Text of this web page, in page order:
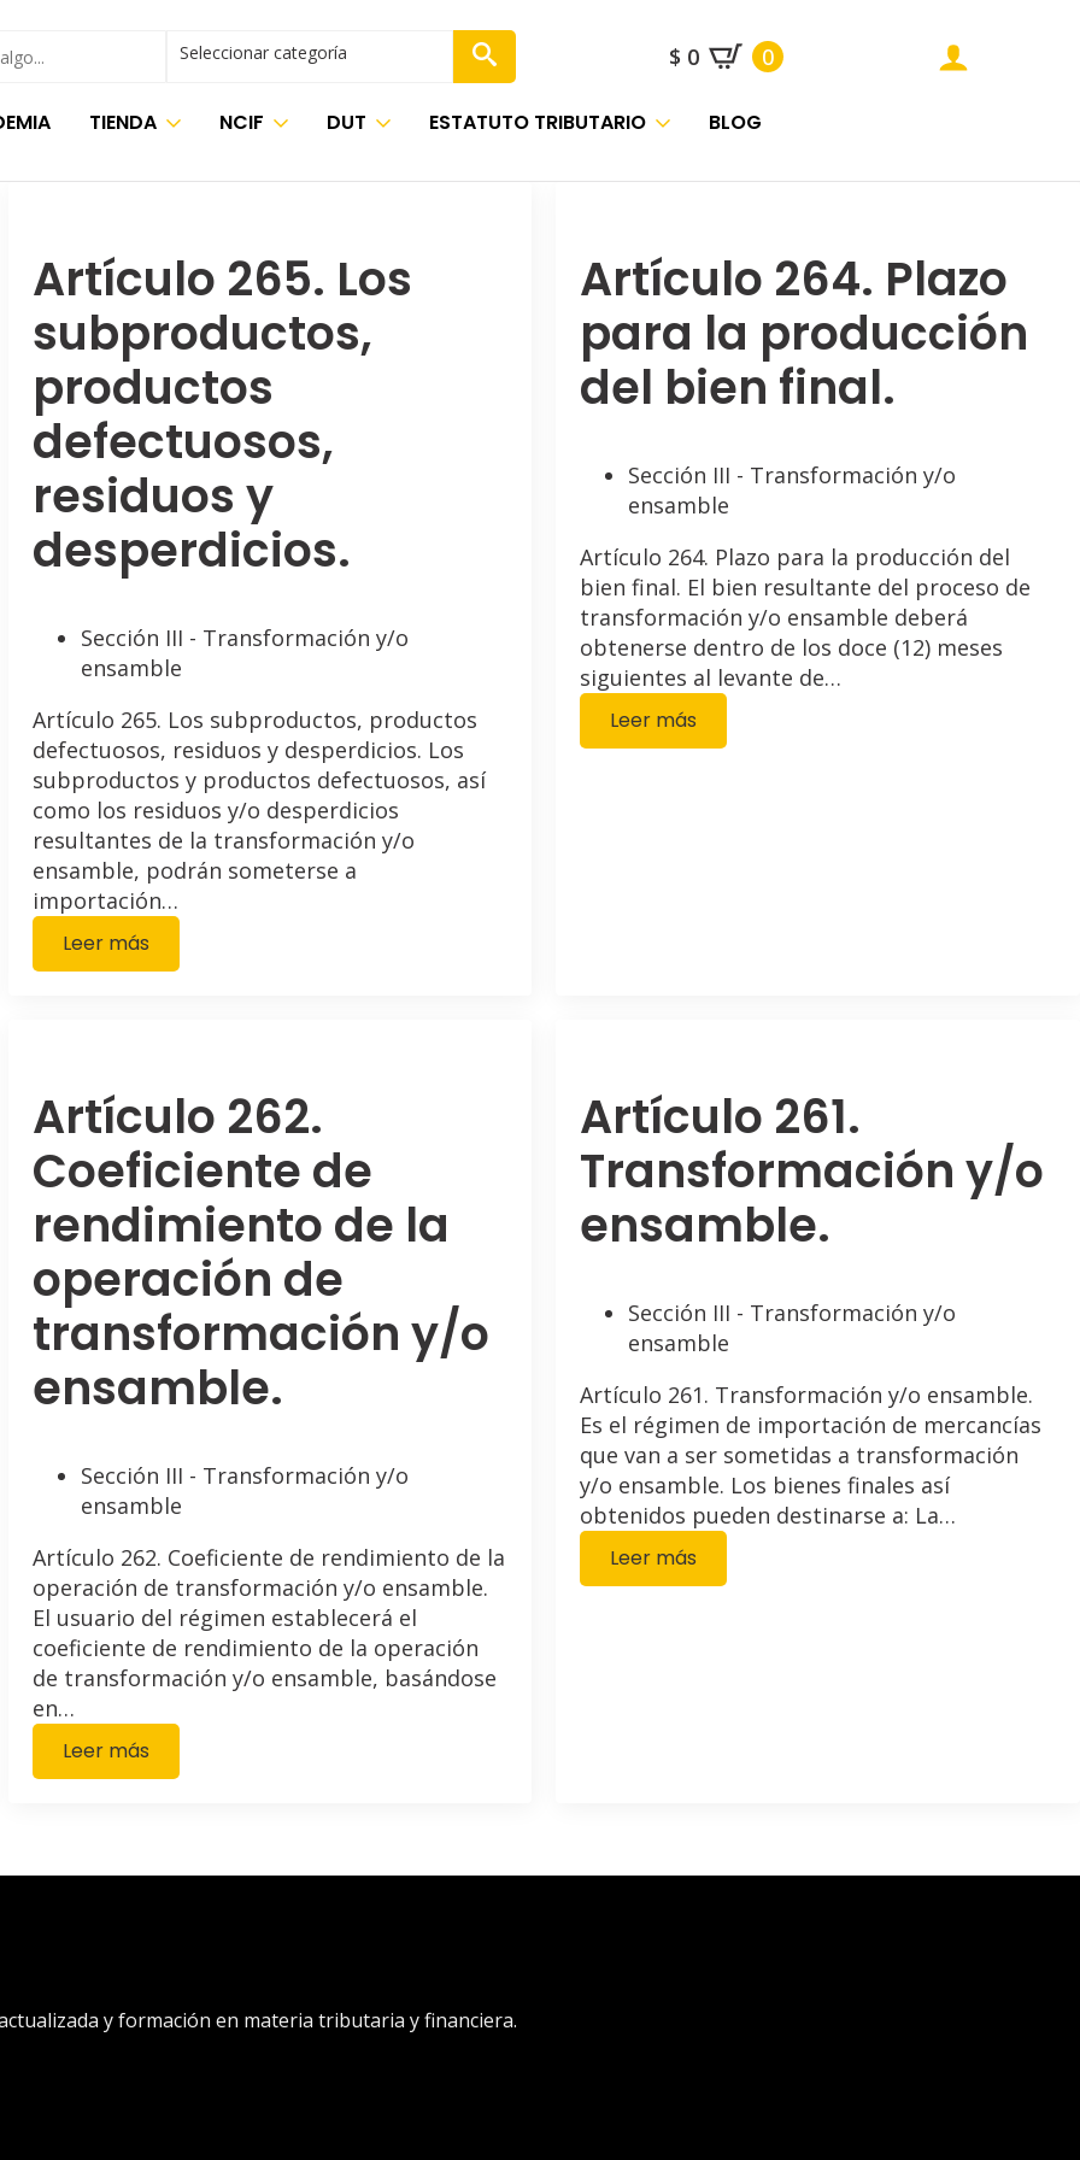
Seleccionar categoría $ 0 0
TIENDA NCIF DUT ESTATUTO TRIBUTARIO BLOG
Artículo 265. Los
subproductos,
productos
defectuosos,
residuos y
desperdicios.
Sección III - Transformación y/o
ensamble
Artículo 265. Los subproductos, productos
defectuosos, residuos y desperdicios. Los
subproductos y productos defectuosos, así
como los residuos y/o desperdicios
resultantes de la transformación y/o
ensamble, podrán someterse a
importación…
Leer más
Artículo 264. Plazo
para la producción
del bien final.
Sección III - Transformación y/o
ensamble
Artículo 264. Plazo para la producción del
bien final. El bien resultante del proceso de
transformación y/o ensamble deberá
obtenerse dentro de los doce (12) meses
siguientes al levante de…
Leer más
Artículo 262.
Coeficiente de
rendimiento de la
operación de
transformación y/o
ensamble.
Sección III - Transformación y/o
ensamble
Artículo 262. Coeficiente de rendimiento de la
operación de transformación y/o ensamble.
El usuario del régimen establecerá el
coeficiente de rendimiento de la operación
de transformación y/o ensamble, basándose
en…
Leer más
Artículo 261.
Transformación y/o
ensamble.
Sección III - Transformación y/o
ensamble
Artículo 261. Transformación y/o ensamble.
Es el régimen de importación de mercancías
que van a ser sometidas a transformación
y/o ensamble. Los bienes finales así
obtenidos pueden destinarse a: La…
Leer más
y formación en materia tributaria y financiera.